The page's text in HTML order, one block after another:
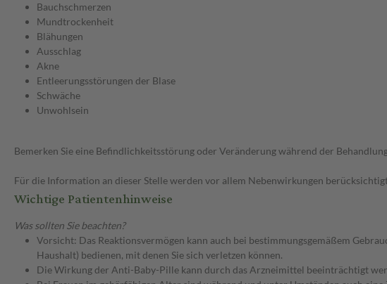
Bauchschmerzen
Mundtrockenheit
Blähungen
Ausschlag
Akne
Entleerungsstörungen der Blase
Schwäche
Unwohlsein
Bemerken Sie eine Befindlichkeitsstörung oder Veränderung während der
Für die Information an dieser Stelle werden vor allem Nebenwirkungen
Wichtige Patientenhinweise
Was sollten Sie beachten?
Vorsicht: Das Reaktionsvermögen kann auch bei bestimmungsgemäßem
Haushalt) bedienen, mit denen Sie sich verletzen können.
Die Wirkung der Anti-Baby-Pille kann durch das Arzneimittel beeinträchtigt